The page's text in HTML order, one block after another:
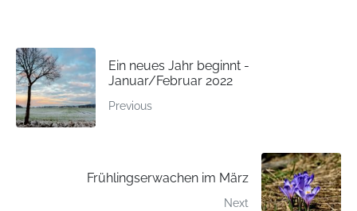
Ein neues Jahr beginnt -
Januar/Februar 2022
Previous
Frühlingserwachen im März
Next